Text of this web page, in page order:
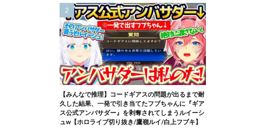
【みんなで推理】コードギアスの問題が出るまで耐
久した結果、一発で引き当てたフブちゃんに『ギア
ス公式アンバサダー』を剥奪されてしまうルイーシ
ュw【ホロライブ切り抜き/鷹嶺ルイ/白上フブキ】